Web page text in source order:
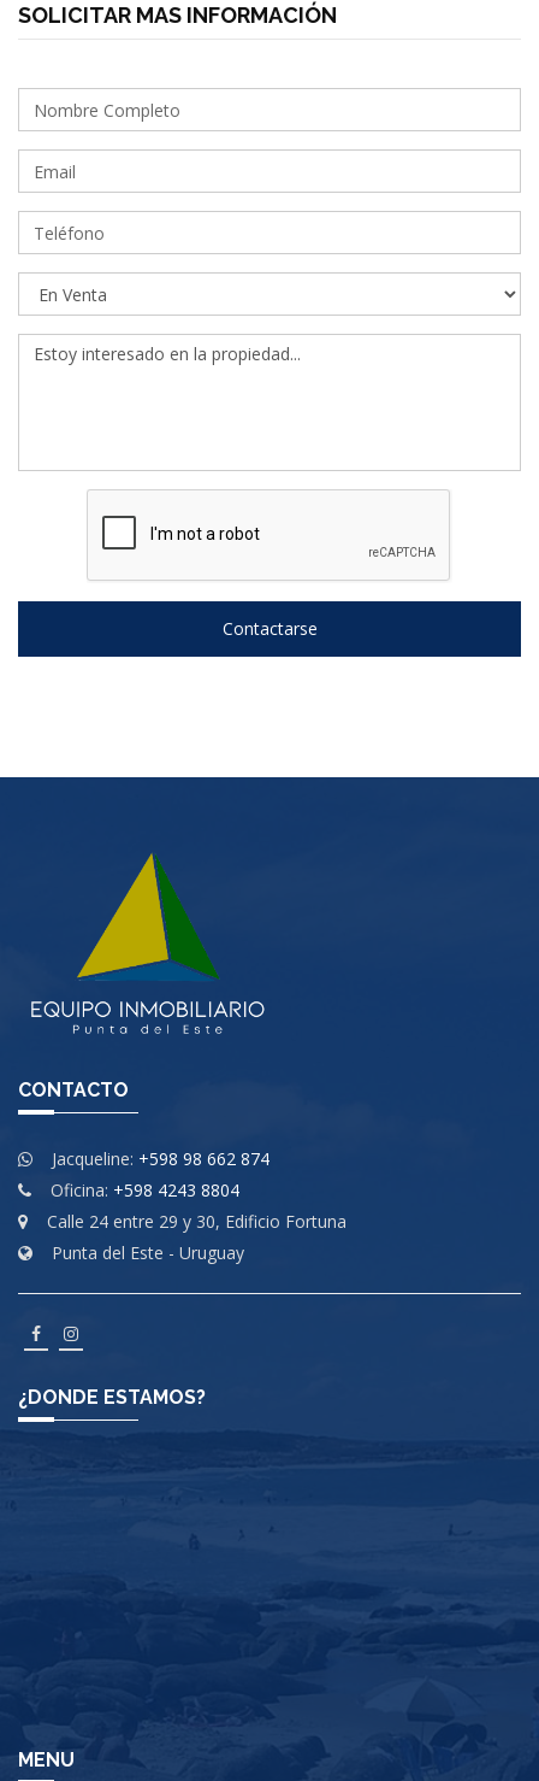
SOLICITAR MAS INFORMACIÓN
Contactarse
CONTACTO
Jacqueline: +598 98 662 874
Oficina: +598 4243 8804
Calle 24 entre 29 y 30, Edificio Fortuna
Punta del Este - Uruguay
¿DONDE ESTAMOS?
MENU